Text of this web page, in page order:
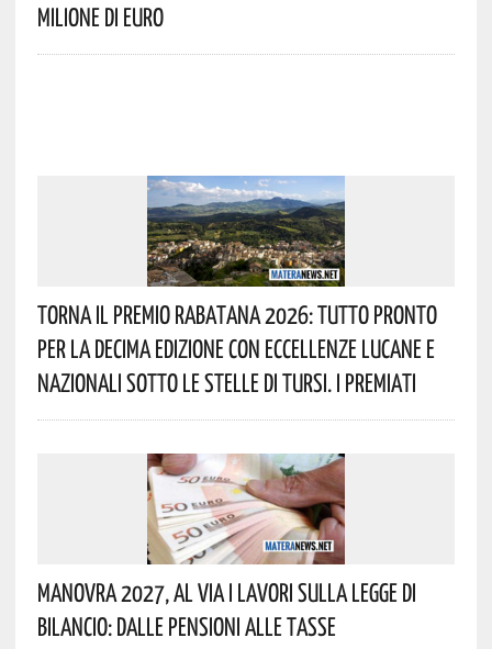
Milione Di Euro
Torna Il Premio Rabatana 2026: Tutto Pronto
Per La Decima Edizione Con Eccellenze Lucane E
Nazionali Sotto Le Stelle Di Tursi. I Premiati
Manovra 2027, Al Via I Lavori Sulla Legge Di
Bilancio: Dalle Pensioni Alle Tasse